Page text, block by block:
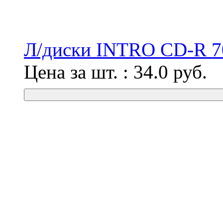
Л/диски INTRO CD-R
Цена за шт. : 34.0 руб.